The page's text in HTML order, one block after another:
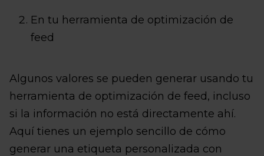
En tu herramienta de optimización de
feed
Algunos valores se pueden generar usando tu
herramienta de optimización de feed, incluso
si la información no está directamente ahí.
Aquí tienes un ejemplo sencillo de cómo
generar una etiqueta personalizada con